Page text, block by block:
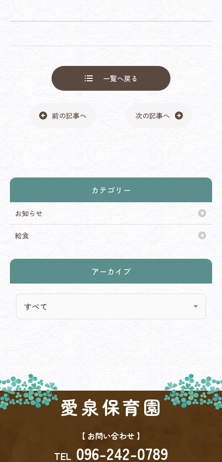
一覧へ戻る
前の記事へ 次の記事へ
カテゴリー
お知らせ
給食
アーカイブ
愛泉保育園
【 お問い合わせ 】
TEL 096-242-0789